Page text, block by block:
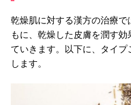
乾燥肌に対する漢方の治療で
もに、乾燥した皮膚を潤す
ていきます。以下に、タイ
します。